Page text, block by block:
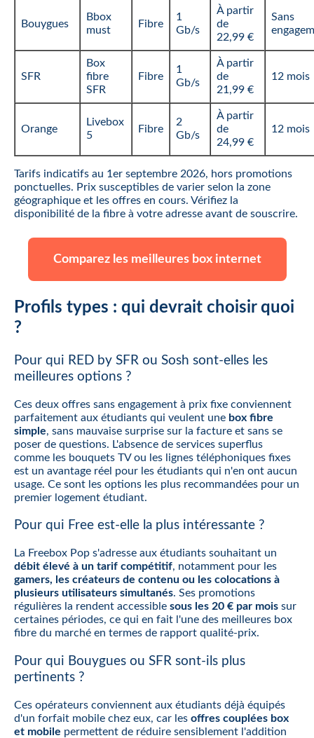
Bouygues
Bbox
must
Fibre
1
Gb/s
À partir
de
22,99 €
Sans
SFR
Box
fibre
SFR
Fibre
1
Gb/s
À partir
de
21,99 €
12 mois
Orange
Livebox
5
Fibre
2
Gb/s
À partir
de
24,99 €
12 mois
Tarifs indicatifs au 1er septembre 2026, hors promotions
ponctuelles. Prix susceptibles de varier selon la zone
géographique et les offres en cours. Vérifiez la
disponibilité de la fibre à votre adresse avant de souscrire.
Comparez les meilleures box internet
Profils types : qui devrait choisir quoi
?
Pour qui RED by SFR ou Sosh sont-elles les
meilleures options ?
Ces deux offres sans engagement à prix fixe conviennent
parfaitement aux étudiants qui veulent une box fibre
simple, sans mauvaise surprise sur la facture et sans se
poser de questions. L'absence de services superflus
comme les bouquets TV ou les lignes téléphoniques fixes
est un avantage réel pour les étudiants qui n'en ont aucun
usage. Ce sont les options les plus recommandées pour un
premier logement étudiant.
Pour qui Free est-elle la plus intéressante ?
La Freebox Pop s'adresse aux étudiants souhaitant un
débit élevé à un tarif compétitif, notamment pour les
gamers, les créateurs de contenu ou les colocations à
plusieurs utilisateurs simultanés. Ses promotions
régulières la rendent accessible sous les 20 € par mois sur
certaines périodes, ce qui en fait l'une des meilleures box
fibre du marché en termes de rapport qualité-prix.
Pour qui Bouygues ou SFR sont-ils plus
pertinents ?
Ces opérateurs conviennent aux étudiants déjà équipés
d'un forfait mobile chez eux, car les offres couplées box
et mobile permettent de réduire sensiblement l'addition